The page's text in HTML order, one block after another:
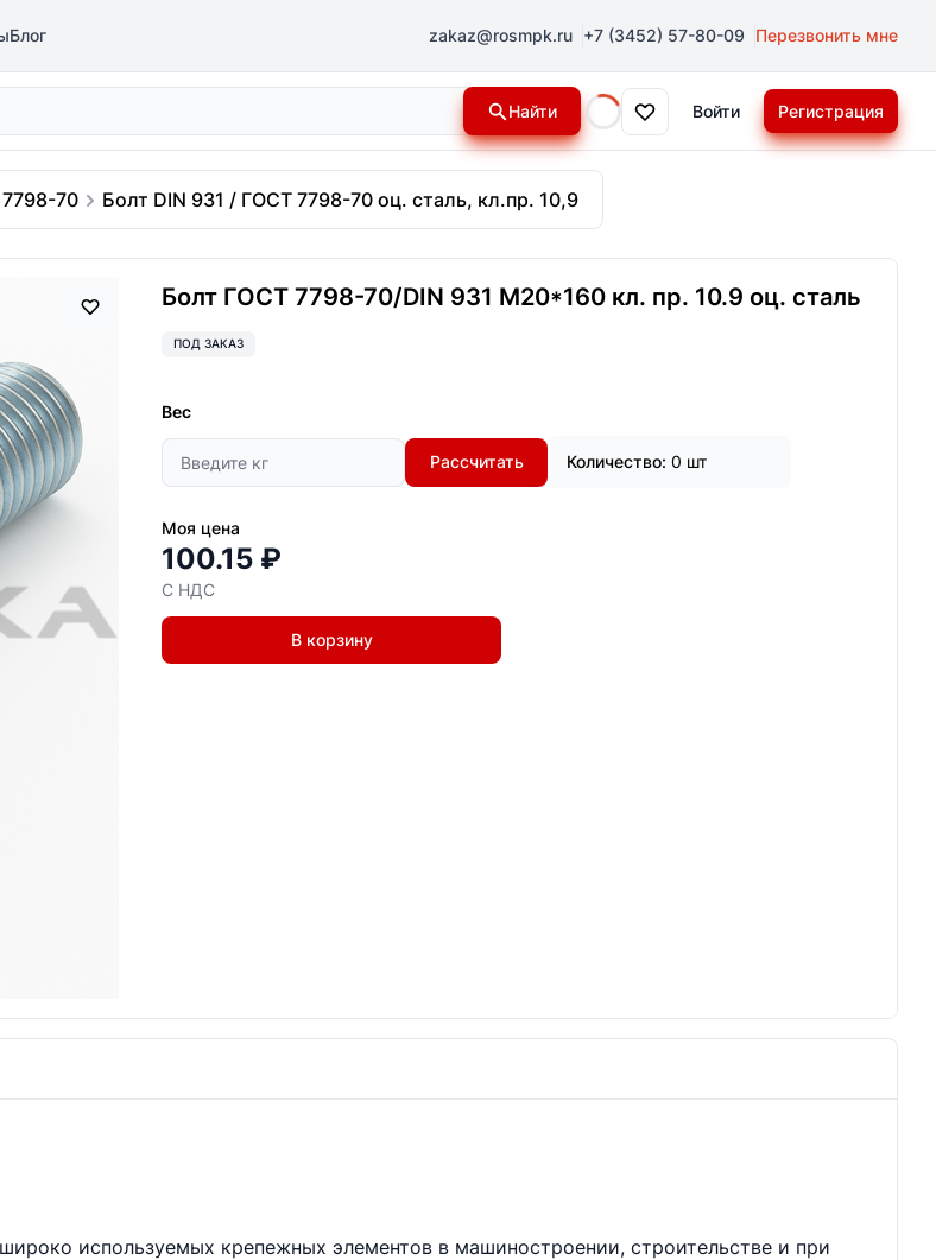
Блог zakaz@rosmpk.ru +7 (3452) 57-80-09 Перезвонить мне
Найти
Loading...
Войти Регистрация
70 Болт DIN 931 / ГОСТ 7798-70 оц. сталь, кл.пр. 10,9
Болт ГОСТ 7798-70/DIN 931 М20*160 кл. пр. 10.9 оц. сталь
ПОД ЗАКАЗ
Вес
Рассчитать Количество: 0 шт
Моя цена
100.15 ₽
С НДС
В корзину
используемых крепежных элементов в машиностроении, строительстве и при